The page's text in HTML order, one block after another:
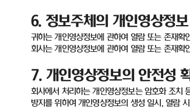
6. 정보주체의 개인영상정
귀하는 개인영상정보에 관하여 열람 또는 존재확
회사는 개인영상정보에 관하여 열람 또는 존재확
7. 개인영상정보의 안전성
회사에서 처리하는 개인영상정보는 암호화 조치
방지를 위하여 개인영상정보의 생성 일시 , 열람